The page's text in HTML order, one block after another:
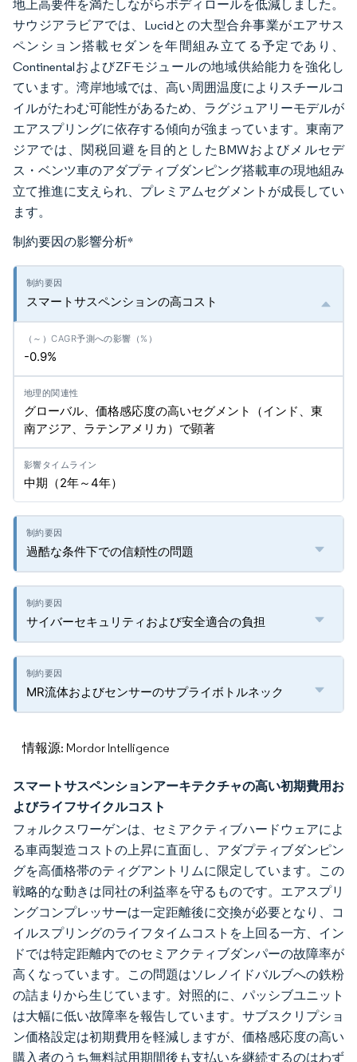
地上高要件を満たしながらボディロールを低減しました。
サウジアラビアでは、Lucidとの大型合弁事業がエアサス
ペンション搭載セダンを年間組み立てる予定であり、
ContinentalおよびZFモジュールの地域供給能力を強化し
ています。湾岸地域では、高い周囲温度によりスチールコ
イルがたわむ可能性があるため、ラグジュアリーモデルが
エアスプリングに依存する傾向が強まっています。東南ア
ジアでは、関税回避を目的としたBMWおよびメルセデ
ス・ベンツ車のアダプティブダンピング搭載車の現地組み
立て推進に支えられ、プレミアムセグメントが成長してい
ます。
制約要因の影響分析*
スマートサスペンションの高コスト
-0.9%
グローバル、価格感応度の高いセグメント（インド、東
南アジア、ラテンアメリカ）で顕著
中期（2年～4年）
過酷な条件下での信頼性の問題
サイバーセキュリティおよび安全適合の負担
MR流体およびセンサーのサプライボトルネック
情報源: Mordor Intelligence
スマートサスペンションアーキテクチャの高い初期費用お
よびライフサイクルコスト
フォルクスワーゲンは、セミアクティブハードウェアによ
る車両製造コストの上昇に直面し、アダプティブダンピン
グを高価格帯のティグアントリムに限定しています。この
戦略的な動きは同社の利益率を守るものです。エアスプリ
ングコンプレッサーは一定距離後に交換が必要となり、コ
イルスプリングのライフタイムコストを上回る一方、イン
ドでは特定距離内でのセミアクティブダンパーの故障率が
高くなっています。この問題はソレノイドバルブへの鉄粉
の詰まりから生じています。対照的に、パッシブユニット
は大幅に低い故障率を報告しています。サブスクリプショ
ン価格設定は初期費用を軽減しますが、価格感応度の高い
購入者のうち無料試用期間後も支払いを継続するのはわず